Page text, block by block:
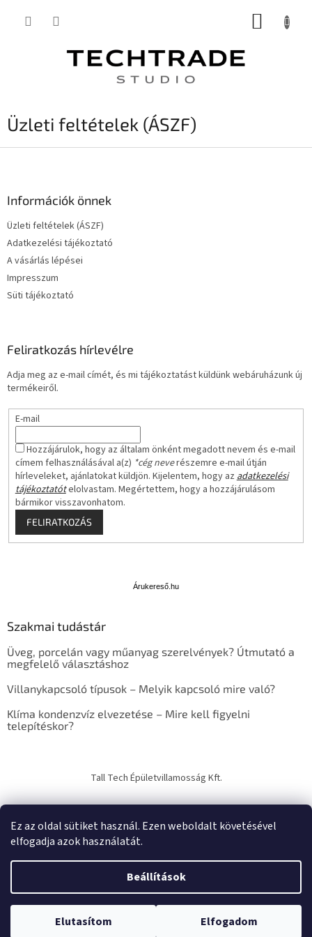
Ez az oldal sütiket használ. Ezen weboldalt követésével
elfogadja azok használatát.
Beállítások
Elutasítom Elfogadom
KOSÁR
Üzleti feltételek (ÁSZF)
Információk önnek
Üzleti feltételek (ÁSZF)
Adatkezelési tájékoztató
A vásárlás lépései
Impresszum
Süti tájékoztató
Feliratkozás hírlevélre
Adja meg az e-mail címét, és mi tájékoztatást küldünk webáruházunk új
termékeiről.
E-mail
Hozzájárulok, hogy az általam önként megadott nevem és e-mail
címem felhasználásával a(z) *cég neverészemre e-mail útján
hírleveleket, ajánlatokat küldjön. Kijelentem, hogy azadatkezelési
tájékoztatótelolvastam. Megértettem, hogy a hozzájárulásom
bármikor visszavonhatom.
FELIRATKOZÁS
s
ő
Árukereső.hu
Szakmai tudástár
Üveg, porcelán vagy műanyag szerelvények? Útmutató a
megfelelő választáshoz
Villanykapcsoló típusok – Melyik kapcsoló mire való?
Klíma kondenzvíz elvezetése – Mire kell figyelni
telepítéskor?
Tall Tech Épületvillamosság Kft.
Copyright 2026TechTrade Studio. Minden jog fenntartva.Süti
beállítások szerkesztése